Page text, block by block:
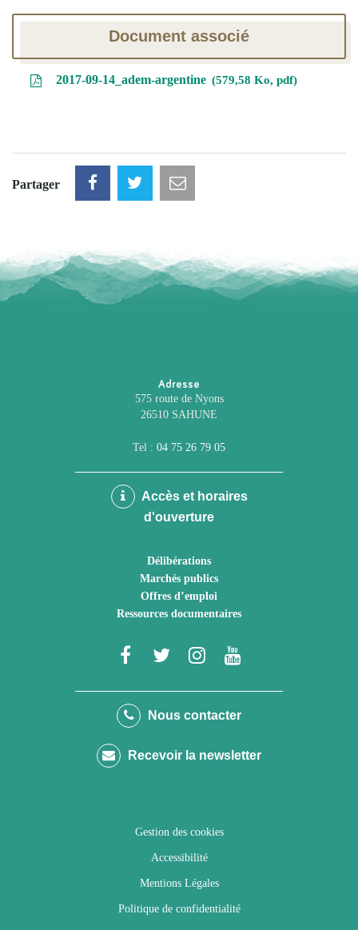
Document associé
2017-09-14_adem-argentine 579,58 Ko, pdf
Partager
Adresse
575 route de Nyons
26510 SAHUNE
Tel : 04 75 26 79 05
Accès et horaires
d'ouverture
Délibérations
Marchés publics
Offres d’emploi
Ressources documentaires
Lien
le
Facebook
Lien
le
Twitter
Lien
le
Instagram
Youtube
Nous contacter
Recevoir la newsletter
Gestion des cookies
Accessibilité
Mentions Légales
Politique de confidentialité